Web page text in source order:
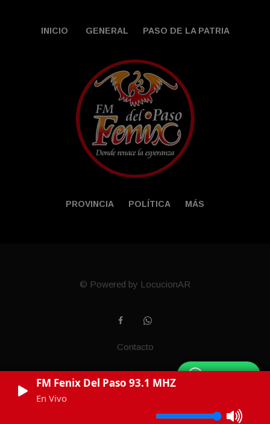
FM Fenix Del Paso 93.1 MHZ
En Vivo
WhatsApp
INICIO GENERAL PASO DE LA PATRIA
PROVINCIA POLÍTICA MÁS
© Powered by LocucionAR
Contacto